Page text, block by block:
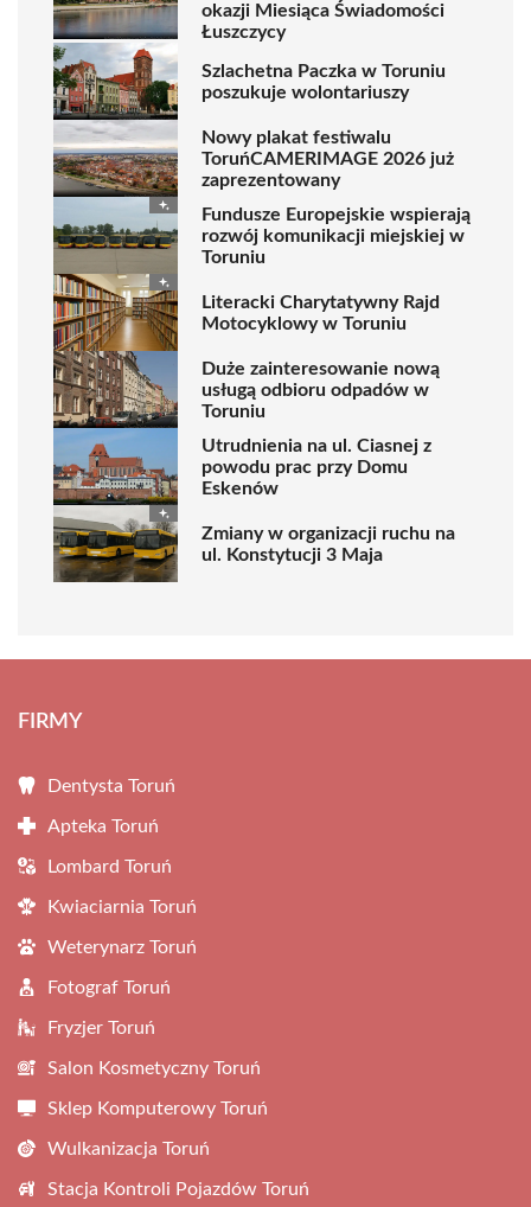
okazji Miesiąca Świadomości
Łuszczycy
Szlachetna Paczka w Toruniu
poszukuje wolontariuszy
Nowy plakat festiwalu
ToruńCAMERIMAGE 2026 już
zaprezentowany
Fundusze Europejskie wspierają
rozwój komunikacji miejskiej w
Toruniu
Literacki Charytatywny Rajd
Motocyklowy w Toruniu
Duże zainteresowanie nową
usługą odbioru odpadów w
Toruniu
Utrudnienia na ul. Ciasnej z
powodu prac przy Domu
Eskenów
Zmiany w organizacji ruchu na
ul. Konstytucji 3 Maja
FIRMY
Dentysta Toruń
Apteka Toruń
Lombard Toruń
Kwiaciarnia Toruń
Weterynarz Toruń
Fotograf Toruń
Fryzjer Toruń
Salon Kosmetyczny Toruń
Sklep Komputerowy Toruń
Wulkanizacja Toruń
Stacja Kontroli Pojazdów Toruń